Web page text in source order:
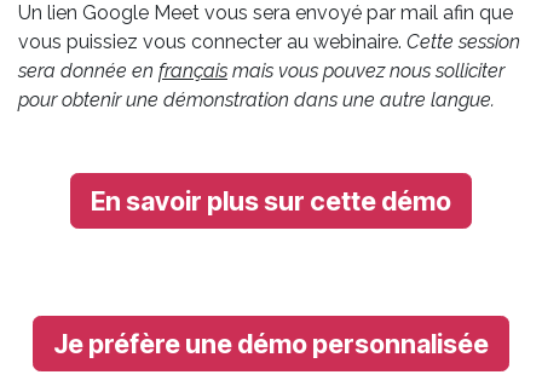
Un lien Google Meet vous sera envoyé par mail afin que
vous puissiez vous connecter au webinaire. Cette session
sera donnée en français mais vous pouvez nous solliciter
pour obtenir une démonstration dans une autre langue.
En savoir plus sur cette démo
Je préfère une démo personnalisée